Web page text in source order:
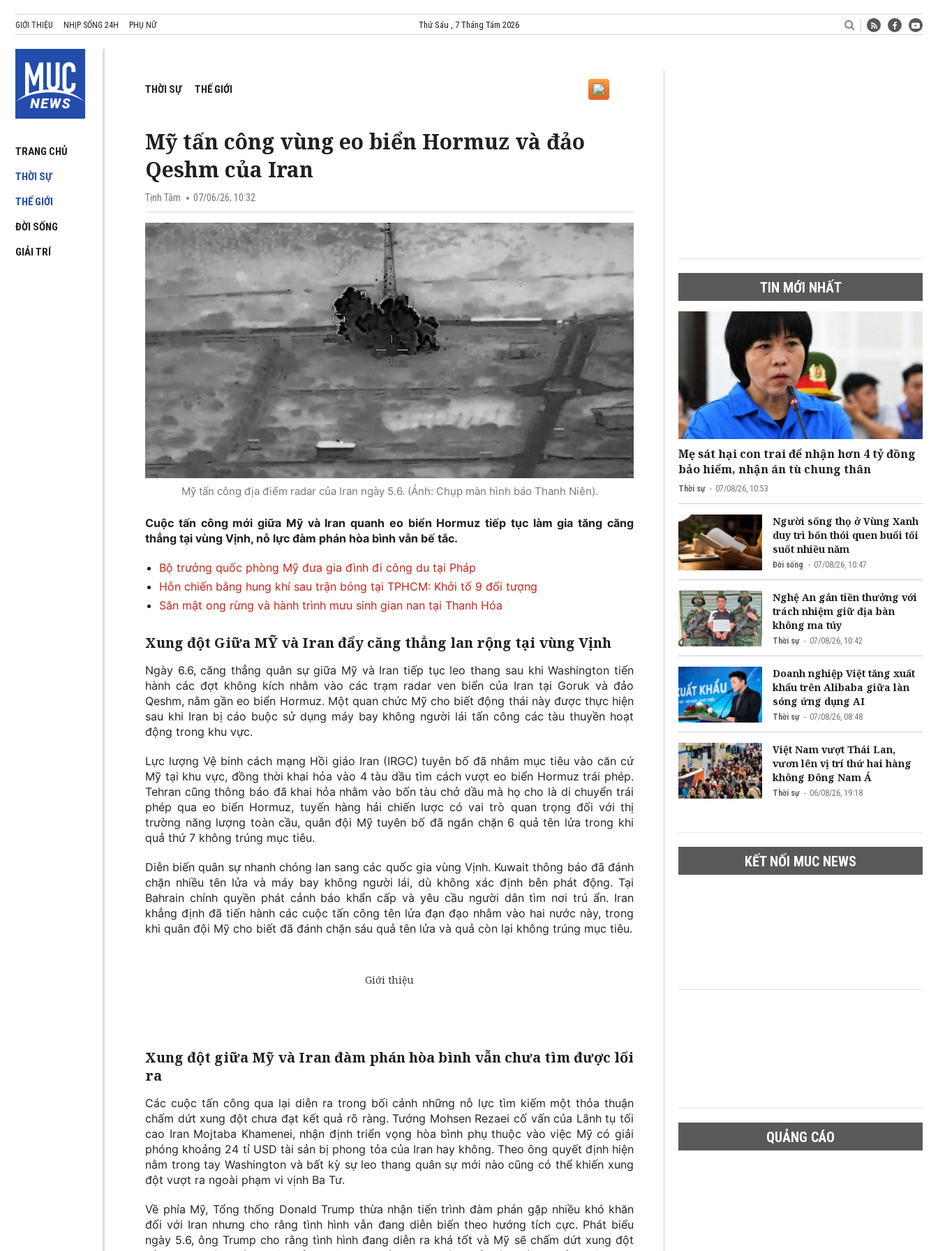
GIỚI THIỆU NHỊP SỐNG 24H PHỤ NỮ Thứ Sáu , 7 Tháng Tám 2026
TRANG CHỦ
THỜI SỰ
THẾ GIỚI
ĐỜI SỐNG
GIẢI TRÍ
THỜI SỰ THẾ GIỚI
Mỹ tấn công vùng eo biển Hormuz và đảo
Qeshm của Iran
Tịnh Tâm 07/06/26, 10:32
Mỹ tấn công địa điểm radar của Iran ngày 5.6. (Ảnh: Chụp màn hình báo Thanh Niên).
Cuộc tấn công mới giữa Mỹ và Iran quanh eo biển Hormuz tiếp tục làm gia tăng căng
thẳng tại vùng Vịnh, nỗ lực đàm phán hòa bình vẫn bế tắc.
Bộ trưởng quốc phòng Mỹ đưa gia đình đi công du tại Pháp
Hỗn chiến bằng hung khí sau trận bóng tại TPHCM: Khởi tố 9 đối tượng
Săn mật ong rừng và hành trình mưu sinh gian nan tại Thanh Hóa
Xung đột Giữa MỸ và Iran đẩy căng thẳng lan rộng tại vùng Vịnh
Ngày 6.6, căng thẳng quân sự giữa Mỹ và Iran tiếp tục leo thang sau khi Washington tiến
hành các đợt không kích nhằm vào các trạm radar ven biển của Iran tại Goruk và đảo
Qeshm, nằm gần eo biển Hormuz. Một quan chức Mỹ cho biết động thái này được thực hiện
sau khi Iran bị cáo buộc sử dụng máy bay không người lái tấn công các tàu thuyền hoạt
động trong khu vực.
Lực lượng Vệ binh cách mạng Hồi giáo Iran (IRGC) tuyên bố đã nhắm mục tiêu vào căn cứ
Mỹ tại khu vực, đồng thời khai hỏa vào 4 tàu dầu tìm cách vượt eo biển Hormuz trái phép.
Tehran cũng thông báo đã khai hỏa nhằm vào bốn tàu chở dầu mà họ cho là di chuyển trái
phép qua eo biển Hormuz, tuyến hàng hải chiến lược có vai trò quan trọng đối với thị
trường năng lượng toàn cầu, quân đội Mỹ tuyên bố đã ngăn chặn 6 quả tên lửa trong khi
quả thứ 7 không trúng mục tiêu.
Diễn biến quân sự nhanh chóng lan sang các quốc gia vùng Vịnh. Kuwait thông báo đã đánh
chặn nhiều tên lửa và máy bay không người lái, dù không xác định bên phát động. Tại
Bahrain chính quyền phát cảnh báo khẩn cấp và yêu cầu người dân tìm nơi trú ẩn. Iran
khẳng định đã tiến hành các cuộc tấn công tên lửa đạn đạo nhằm vào hai nước này, trong
khi quân đội Mỹ cho biết đã đánh chặn sáu quả tên lửa và quả còn lại không trúng mục tiêu.
Xung đột giữa Mỹ và Iran đàm phán hòa bình vẫn chưa tìm được lối
ra
Các cuộc tấn công qua lại diễn ra trong bối cảnh những nỗ lực tìm kiếm một thỏa thuận
chấm dứt xung đột chưa đạt kết quả rõ ràng. Tướng Mohsen Rezaei cố vấn của Lãnh tụ tối
cao Iran Mojtaba Khamenei, nhận định triển vọng hòa bình phụ thuộc vào việc Mỹ có giải
phóng khoảng 24 tỉ USD tài sản bị phong tỏa của Iran hay không. Theo ông quyết định hiện
nằm trong tay Washington và bất kỳ sự leo thang quân sự mới nào cũng có thể khiến xung
đột vượt ra ngoài phạm vi vịnh Ba Tư.
Về phía Mỹ, Tổng thống Donald Trump thừa nhận tiến trình đàm phán gặp nhiều khó khăn
đối với Iran nhưng cho rằng tình hình vẫn đang diễn biến theo hướng tích cực. Phát biểu
ngày 5.6, ông Trump cho rằng tình hình đang diễn ra khá tốt và Mỹ sẽ chấm dứt xung đột
TIN MỚI NHẤT
Mẹ sát hại con trai để nhận hơn 4 tỷ đồng
bảo hiểm, nhận án tù chung thân
Thời sự 07/08/26, 10:53
Người sống thọ ở Vùng Xanh
duy trì bốn thói quen buổi tối
suốt nhiều năm
Đời sống 07/08/26, 10:47
Nghệ An gắn tiền thưởng với
trách nhiệm giữ địa bàn
không ma túy
Thời sự 07/08/26, 10:42
Doanh nghiệp Việt tăng xuất
khẩu trên Alibaba giữa làn
sóng ứng dụng AI
Thời sự 07/08/26, 08:48
Việt Nam vượt Thái Lan,
vươn lên vị trí thứ hai hàng
không Đông Nam Á
Thời sự 06/08/26, 19:18
KẾT NỐI MUC NEWS
QUẢNG CÁO